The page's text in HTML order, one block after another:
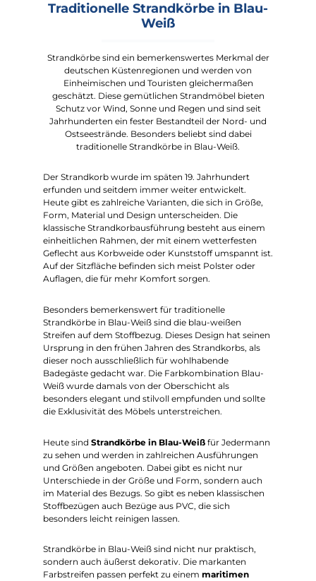
Traditionelle Strandkörbe in Blau-
Weiß
Strandkörbe sind ein bemerkenswertes Merkmal der
deutschen Küstenregionen und werden von
Einheimischen und Touristen gleichermaßen
geschätzt. Diese gemütlichen Strandmöbel bieten
Schutz vor Wind, Sonne und Regen und sind seit
Jahrhunderten ein fester Bestandteil der Nord- und
Ostseestrände. Besonders beliebt sind dabei
traditionelle Strandkörbe in Blau-Weiß.
Der Strandkorb wurde im späten 19. Jahrhundert
erfunden und seitdem immer weiter entwickelt.
Heute gibt es zahlreiche Varianten, die sich in Größe,
Form, Material und Design unterscheiden. Die
klassische Strandkorbausführung besteht aus einem
einheitlichen Rahmen, der mit einem wetterfesten
Geflecht aus Korbweide oder Kunststoff umspannt ist.
Auf der Sitzfläche befinden sich meist Polster oder
Auflagen, die für mehr Komfort sorgen.
Besonders bemerkenswert für traditionelle
Strandkörbe in Blau-Weiß sind die blau-weißen
Streifen auf dem Stoffbezug. Dieses Design hat seinen
Ursprung in den frühen Jahren des Strandkorbs, als
dieser noch ausschließlich für wohlhabende
Badegäste gedacht war. Die Farbkombination Blau-
Weiß wurde damals von der Oberschicht als
besonders elegant und stilvoll empfunden und sollte
die Exklusivität des Möbels unterstreichen.
Heute sind Strandkörbe in Blau-Weiß für Jedermann
zu sehen und werden in zahlreichen Ausführungen
und Größen angeboten. Dabei gibt es nicht nur
Unterschiede in der Größe und Form, sondern auch
im Material des Bezugs. So gibt es neben klassischen
Stoffbezügen auch Bezüge aus PVC, die sich
besonders leicht reinigen lassen.
Strandkörbe in Blau-Weiß sind nicht nur praktisch,
sondern auch äußerst dekorativ. Die markanten
Farbstreifen passen perfekt zu einem maritimen